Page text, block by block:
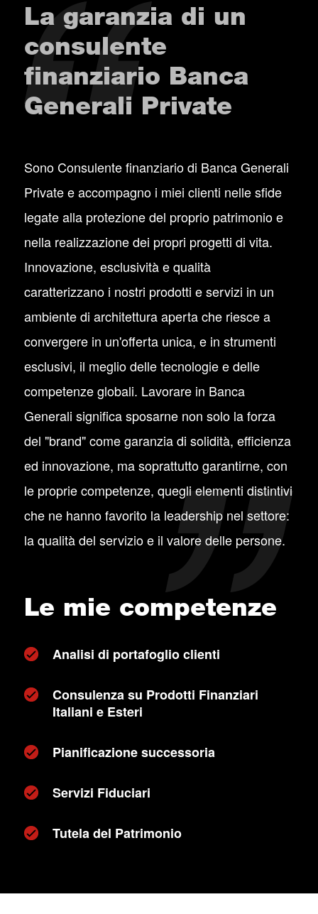
La garanzia di un
consulente
finanziario Banca
Generali Private
Sono Consulente finanziario di Banca Generali
Private e accompagno i miei clienti nelle sfide
legate alla protezione del proprio patrimonio e
nella realizzazione dei propri progetti di vita.
Innovazione, esclusività e qualità
caratterizzano i nostri prodotti e servizi in un
ambiente di architettura aperta che riesce a
convergere in un'offerta unica, e in strumenti
esclusivi, il meglio delle tecnologie e delle
competenze globali. Lavorare in Banca
Generali significa sposarne non solo la forza
del "brand" come garanzia di solidità, efficienza
ed innovazione, ma soprattutto garantirne, con
le proprie competenze, quegli elementi distintivi
che ne hanno favorito la leadership nel settore:
la qualità del servizio e il valore delle persone.
Le mie competenze
Analisi di portafoglio clienti
Consulenza su Prodotti Finanziari
Italiani e Esteri
Pianificazione successoria
Servizi Fiduciari
Tutela del Patrimonio